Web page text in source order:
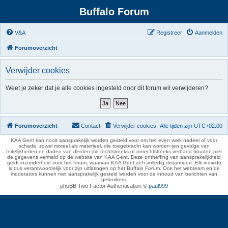
Buffalo Forum
V&A Aanmelden
Registreer
Forumoverzicht
Verwijder cookies
Weet je zeker dat je alle cookies ingesteld door dit forum wil verwijderen?
Forumoverzicht Alle tijden zijn UTC+02:00
Verwijder cookies
Contact
KAA Gent kan nooit aansprakelijk worden gesteld voor om het even welk nadeel of voor
schade, zowel moreel als materieel, die toegebracht kan worden ten gevolge van
feitelijkheden en daden van derden die rechtstreeks of onrechtstreeks verband houden met
de gegevens vermeld op de website van KAA Gent. Deze ontheffing van aansprakelijkheid
geldt inzonderheid voor het forum, waarvan KAA Gent zich volledig distantieert. Elk individu
is dus verantwoordelijk voor zijn uitlatingen op het Buffalo Forum. Ook het webteam en de
moderators kunnen niet aansprakelijk gesteld worden voor de inhoud van berichten van
gebruikers.
phpBB Two Factor Authentication © paul999